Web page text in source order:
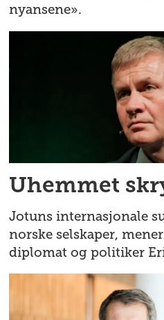
nyansene».
Uhemmet
Jotuns internasjonale
norske selskaper,
diplomat og politiker